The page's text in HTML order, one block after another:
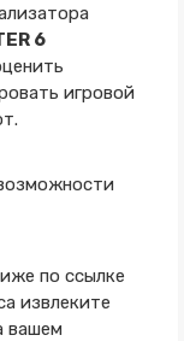
6
игровой
по ссылке
извлеките
вашем